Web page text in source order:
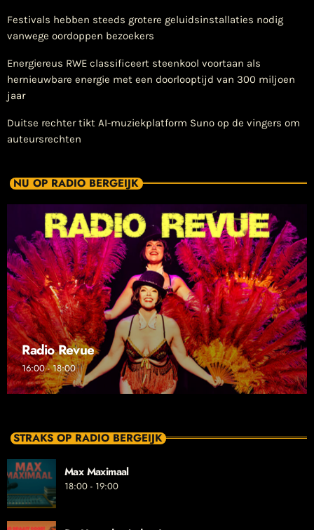
Festivals hebben steeds grotere geluidsinstallaties nodig
vanwege oordoppen bezoekers
Energiereus RWE classificeert steenkool voortaan als
hernieuwbare energie met een doorlooptijd van 300 miljoen
jaar
Duitse rechter tikt AI-muziekplatform Suno op de vingers om
auteursrechten
NU OP RADIO BERGEIJK
Radio Revue
16:00 - 18:00
STRAKS OP RADIO BERGEIJK
Max Maximaal
18:00 - 19:00